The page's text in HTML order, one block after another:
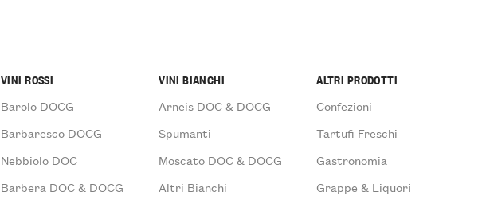
VINI ROSSI
Barolo DOCG
Barbaresco DOCG
Nebbiolo DOC
Barbera DOC & DOCG
VINI BIANCHI
Arneis DOC & DOCG
Spumanti
Moscato DOC & DOCG
Altri Bianchi
ALTRI PRODOTTI
Confezioni
Tartufi Freschi
Gastronomia
Grappe & Liquori